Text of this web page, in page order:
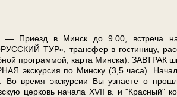
— При­езд в Минск до 9.00, встре­ча
ТУР», транс­фер в го­сти­ни­цу,
про­грам­мой, кар­та Мин­ска). ЗАВ­ТРАК
экскурсия по Мин­ску (3,5 ча­са).
Во вре­мя экс­кур­сии Вы узна­е­те о
цер­ковь на­ча­ла ХVII в. и "Крас­ный"